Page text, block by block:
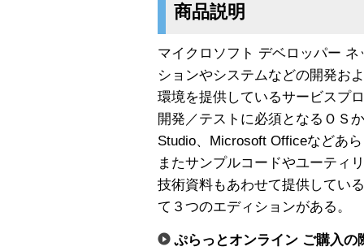
商品説明
マイクロソフト デベロッパー
ションやシステムなどの開発お
環境を提供しているサービスプ
開発／テストに必須となるＯＳ
Studio、Microsoft Officeなどあ
またサンプルコードやユーティ
技術資料もあわせて提供してい
て３つのエディションがある。
ぷらっとオンライン ご購入の